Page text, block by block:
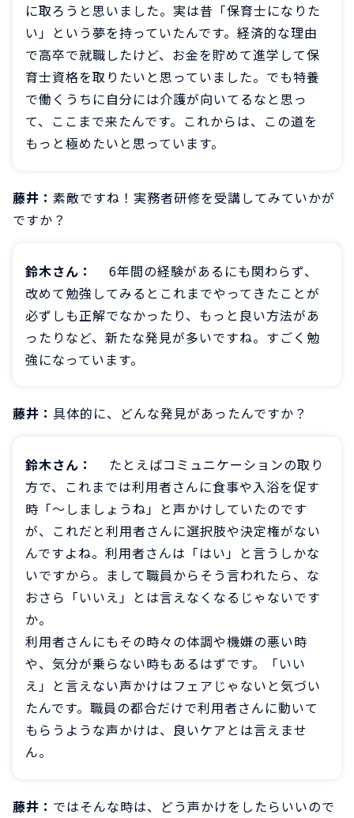
に取ろうと思いました。実は昔「保育士になりた
い」という夢を持っていたんです。経済的な理由
で高卒で就職したけど、お金を貯めて進学して保
育士資格を取りたいと思っていました。でも特養
で働くうちに自分には介護が向いてるなと思っ
て、ここまで来たんです。これからは、この道を
もっと極めたいと思っています。
藤井： 素敵ですね！実務者研修を受講してみていかが
ですか？
鈴木さん：
6年間の経験があるにも関わらず、
改めて勉強してみるとこれまでやってきたことが
必ずしも正解でなかったり、もっと良い方法があ
ったりなど、新たな発見が多いですね。すごく勉
強になっています。
藤井： 具体的に、どんな発見があったんですか？
鈴木さん：
たとえばコミュニケーションの取り
方で、これまでは利用者さんに食事や入浴を促す
時「～しましょうね」と声かけしていたのです
が、これだと利用者さんに選択肢や決定権がない
んですよね。利用者さんは「はい」と言うしかな
いですから。まして職員からそう言われたら、な
おさら「いいえ」とは言えなくなるじゃないです
か。
利用者さんにもその時々の体調や機嫌の悪い時
や、気分が乗らない時もあるはずです。「いい
え」と言えない声かけはフェアじゃないと気づい
たんです。職員の都合だけで利用者さんに動いて
もらうような声かけは、良いケアとは言えませ
ん。
藤井： ではそんな時は、どう声かけをしたらいいので